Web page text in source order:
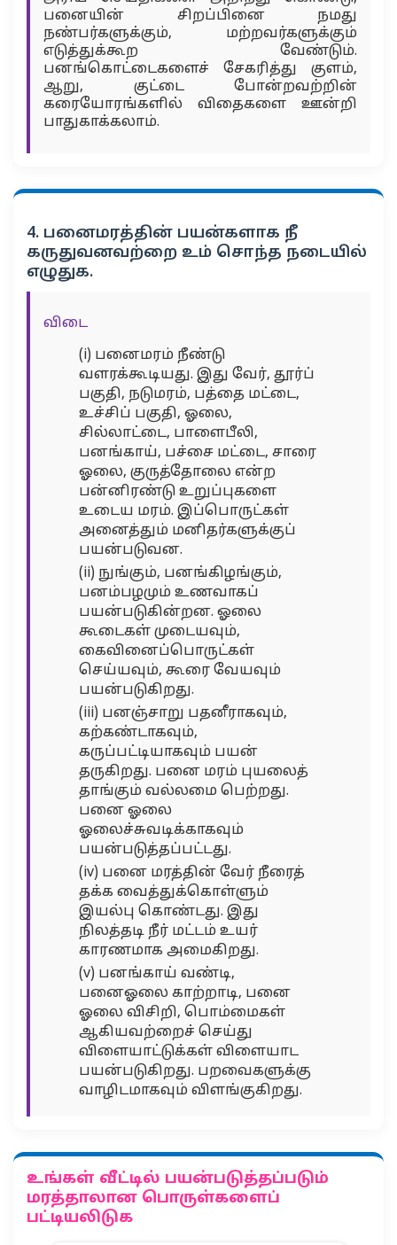
பனையின் சிறப்பினை நமது
நண்பர்களுக்கும், மற்றவர்களுக்கும்
எடுத்துக்கூற வேண்டும்.
பனங்கொட்டைகளைச் சேகரித்து குளம்,
ஆறு, குட்டை போன்றவற்றின்
கரையோரங்களில் விதைகளை ஊன்றி
பாதுகாக்கலாம்.
4. பனைமரத்தின் பயன்களாக நீ
கருதுவனவற்றை உம் சொந்த நடையில்
எழுதுக.
விடை
(i) பனைமரம் நீண்டு
வளரக்கூடியது. இது வேர், தூர்ப்
பகுதி, நடுமரம், பத்தை மட்டை,
உச்சிப் பகுதி, ஓலை,
சில்லாட்டை, பாளைபீலி,
பனங்காய், பச்சை மட்டை, சாரை
ஓலை, குருத்தோலை என்ற
பன்னிரண்டு உறுப்புகளை
உடைய மரம். இப்பொருட்கள்
அனைத்தும் மனிதர்களுக்குப்
பயன்படுவன.
(ii) நுங்கும், பனங்கிழங்கும்,
பனம்பழமும் உணவாகப்
பயன்படுகின்றன. ஓலை
கூடைகள் முடையவும்,
கைவினைப்பொருட்கள்
செய்யவும், கூரை வேயவும்
பயன்படுகிறது.
(iii) பனஞ்சாறு பதனீராகவும்,
கற்கண்டாகவும்,
கருப்பட்டியாகவும் பயன்
தருகிறது. பனை மரம் புயலைத்
தாங்கும் வல்லமை பெற்றது.
பனை ஓலை
ஓலைச்சுவடிக்காகவும்
பயன்படுத்தப்பட்டது.
(iv) பனை மரத்தின் வேர் நீரைத்
தக்க வைத்துக்கொள்ளும்
இயல்பு கொண்டது. இது
நிலத்தடி நீர் மட்டம் உயர்
காரணமாக அமைகிறது.
(v) பனங்காய் வண்டி,
பனைஓலை காற்றாடி, பனை
ஓலை விசிறி, பொம்மைகள்
ஆகியவற்றைச் செய்து
விளையாட்டுக்கள் விளையாட
பயன்படுகிறது. பறவைகளுக்கு
வாழிடமாகவும் விளங்குகிறது.
உங்கள் வீட்டில் பயன்படுத்தப்படும்
மரத்தாலான பொருள்களைப்
பட்டியலிடுக